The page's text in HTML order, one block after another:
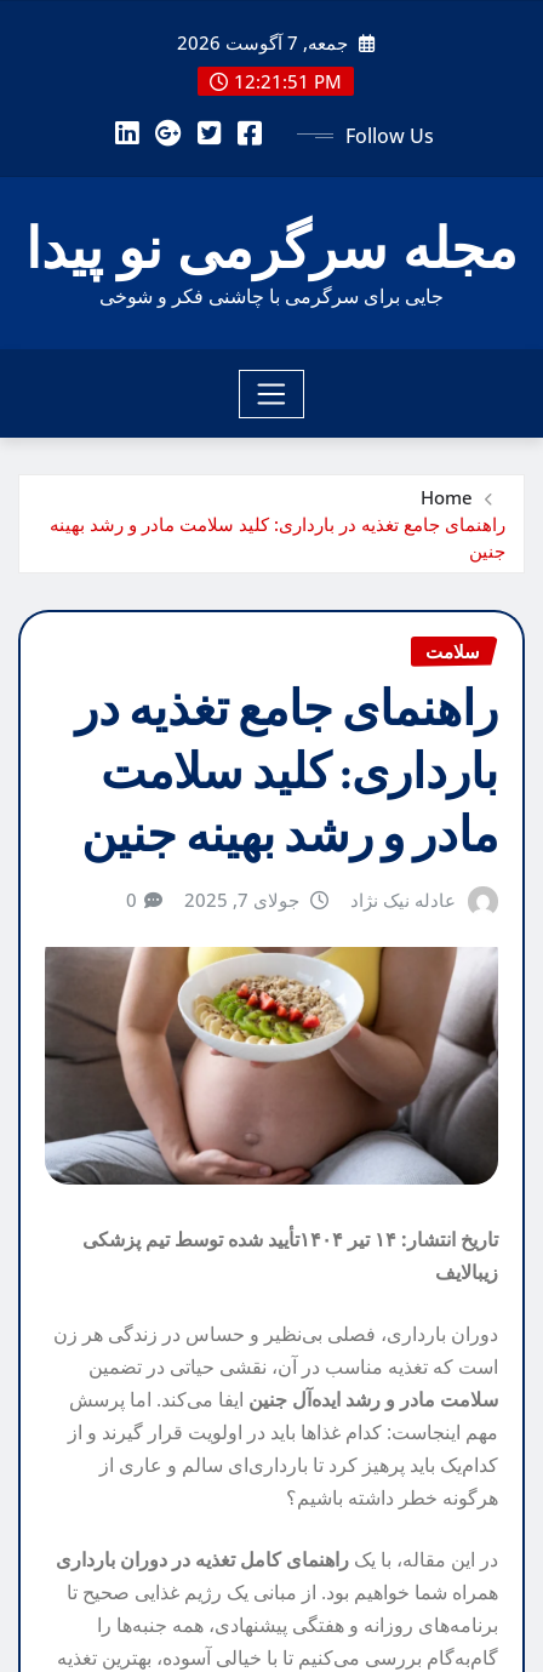
جمعه, 7 آگوست 2026
12:21:52 PM
Follow Us
مجله سرگرمی نو پیدا
جایی برای سرگرمی با چاشنی فکر و شوخی
Home
راهنمای جامع تغذیه در بارداری: کلید سلامت مادر و رشد بهینه
جنین
سلامت
راهنمای جامع تغذیه در
بارداری: کلید سلامت
مادر و رشد بهینه جنین
عادله نیک نژاد جولای 7, 2025 0
تاریخ انتشار: ۱۴ تیر ۱۴۰۴
تأیید شده توسط تیم پزشکی
زیبالایف
دوران بارداری، فصلی بی‌نظیر و حساس در زندگی هر زن
است که تغذیه مناسب در آن، نقشی حیاتی در تضمین
سلامت مادر و رشد ایده‌آل جنین ایفا می‌کند. اما پرسش
مهم اینجاست: کدام غذاها باید در اولویت قرار گیرند و از
کدام‌یک باید پرهیز کرد تا بارداری‌ای سالم و عاری از
هرگونه خطر داشته باشیم؟
در این مقاله، با یک راهنمای کامل تغذیه در دوران بارداری
همراه شما خواهیم بود. از مبانی یک رژیم غذایی صحیح تا
برنامه‌های روزانه و هفتگی پیشنهادی، همه جنبه‌ها را
گام‌به‌گام بررسی می‌کنیم تا با خیالی آسوده، بهترین تغذیه